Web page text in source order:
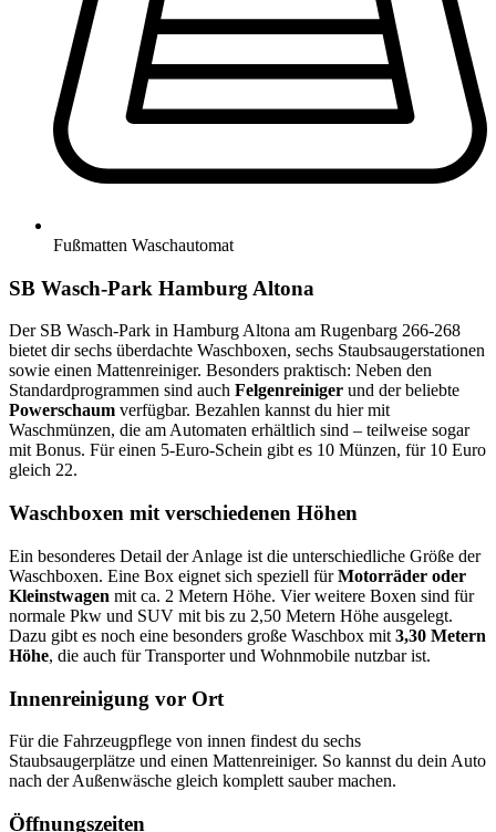
Fußmatten Waschautomat
SB Wasch-Park Hamburg Altona
Der SB Wasch-Park in Hamburg Altona am Rugenbarg 266-268
bietet dir sechs überdachte Waschboxen, sechs Staubsaugerstationen
sowie einen Mattenreiniger. Besonders praktisch: Neben den
Standardprogrammen sind auch Felgenreiniger und der beliebte
Powerschaum verfügbar. Bezahlen kannst du hier mit
Waschmünzen, die am Automaten erhältlich sind – teilweise sogar
mit Bonus. Für einen 5-Euro-Schein gibt es 10 Münzen, für 10 Euro
gleich 22.
Waschboxen mit verschiedenen Höhen
Ein besonderes Detail der Anlage ist die unterschiedliche Größe der
Waschboxen. Eine Box eignet sich speziell fürMotorräder oder
Kleinstwagen mit ca. 2 Metern Höhe. Vier weitere Boxen sind für
normale Pkw und SUV mit bis zu 2,50 Metern Höhe ausgelegt.
Dazu gibt es noch eine besonders große Waschbox mit 3,30 Metern
Höhe, die auch für Transporter und Wohnmobile nutzbar ist.
Innenreinigung vor Ort
Für die Fahrzeugpflege von innen findest du sechs
Staubsaugerplätze und einen Mattenreiniger. So kannst du dein Auto
nach der Außenwäsche gleich komplett sauber machen.
Öffnungszeiten